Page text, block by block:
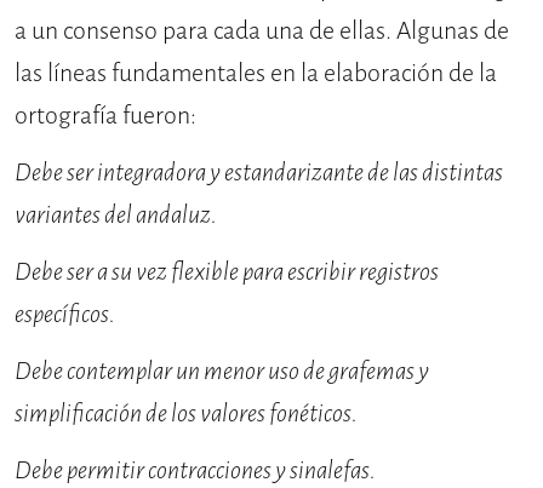
a un consenso para cada una de ellas. Algu­nas de
las líneas fundamentales en la elaboración de la
ortografía fueron:
Debe ser integradora y estandarizante de las distintas
variantes del andaluz.
Debe ser a su vez flexible para escribir registros
específicos.
Debe contemplar un menor uso de grafemas y
simplificación de los valores fonéticos.
Debe permitir contracciones y sinalefas.